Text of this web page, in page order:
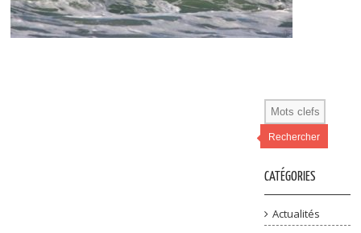
Rechercher
CATÉGORIES
Actualités